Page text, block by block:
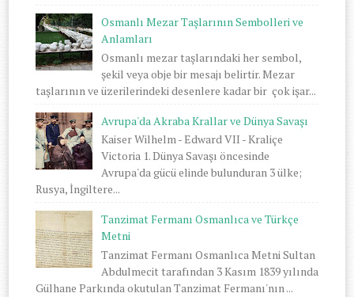
Osmanlı Mezar Taşlarının Sembolleri ve
Anlamları
Osmanlı mezar taşlarındaki her sembol,
şekil veya obje bir mesajı belirtir. Mezar
taşlarının ve üzerilerindeki desenlere kadar bir çok işar...
Avrupa'da Akraba Krallar ve Dünya Savaşı
Kaiser Wilhelm - Edward VII - Kraliçe
Victoria 1. Dünya Savaşı öncesinde
Avrupa'da gücü elinde bulunduran 3 ülke;
Rusya, İngiltere...
Tanzimat Fermanı Osmanlıca ve Türkçe
Metni
Tanzimat Fermanı Osmanlıca Metni Sultan
Abdulmecit tarafından 3 Kasım 1839 yılında
Gülhane Parkında okutulan Tanzimat Fermanı'nın ...